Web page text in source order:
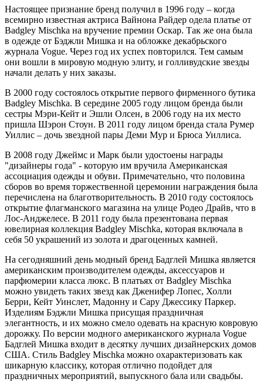
Настоящее признание бренд получил в 1996 году – когда
всемирно известная актриса Вайнона Райдер одела платье от
Badgley Mischka на вручение премии Оскар. Так же она была
в одежде от Бэджли Мишка и на обложке декабрьского
журнала Vogue. Через год их успех повторился. Тем самым
они вошли в мировую модную элиту, и голливудские звезды
начали делать у них заказы.
В 2000 году состоялось открытие первого фирменного бутика
Badgley Mischka. В середине 2005 году лицом бренда были
сестры Мэри-Кейт и Эшли Олсен, в 2006 году на их место
пришла Шэрон Стоун. В 2011 году лицом бренда стала Румер
Уиллис – дочь звездной пары Деми Мур и Брюса Уиллиса.
В 2008 году Джеймс и Марк были удостоены награды
"дизайнеры года" - которую им вручила Американская
ассоциация одежды и обуви. Примечательно, что половина
сборов во время торжественной церемонии награждения была
перечислена на благотворительность. В 2010 году состоялось
открытие флагманского магазина на улице Родео Драйв, что в
Лос-Анджелесе. В 2011 году была презентована первая
ювелирная коллекция Badgley Mischka, которая включала в
себя 50 украшений из золота и драгоценных камней.
На сегодняшний день модный бренд Бадглей Мишка является
американским производителем одежды, аксессуаров и
парфюмерии класса люкс. В платьях от Badgley Mischka
можно увидеть таких звезд как Дженифер Лопес, Холли
Берри, Кейт Уинслет, Мадонну и Сару Джессику Паркер.
Изделиям Бэджли Мишка присущая праздничная
элегантность, и их можно смело одевать на красную ковровую
дорожку. По версии модного американского журнала Vogue
Бадглей Мишка входит в десятку лучших дизайнерских домов
США. Стиль Badgley Mischka можно охарактеризовать как
шикарную классику, которая отлично подойдет для
праздничных мероприятий, выпускного бала или свадьбы.